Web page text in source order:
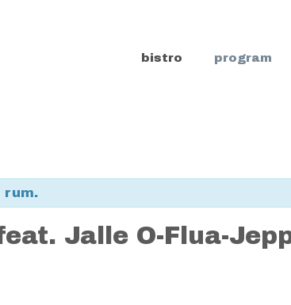
bistro program
rum.
Jalle O-Flua-